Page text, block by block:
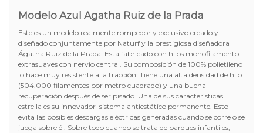
Modelo Azul Agatha Ruiz de la Prada
Este es un modelo realmente rompedor y exclusivo creado y
diseñado conjuntamente por Naturf y la prestigiosa diseñadora
Ágatha Ruiz de la Prada. Está fabricado con hilos monofilamento
extrasuaves con nervio central. Su composición de 100% polietileno
lo hace muy resistente a la tracción. Tiene una alta densidad de hilo
(504.000 filamentos por metro cuadrado) y una buena
recuperación después de ser pisado. Una de sus características
estrella es su innovador sistema antiestático permanente. Esto
evita las posibles descargas eléctricas generadas cuando se corre o se
juega sobre él. Sobre todo cuando se trata de parques infantiles,